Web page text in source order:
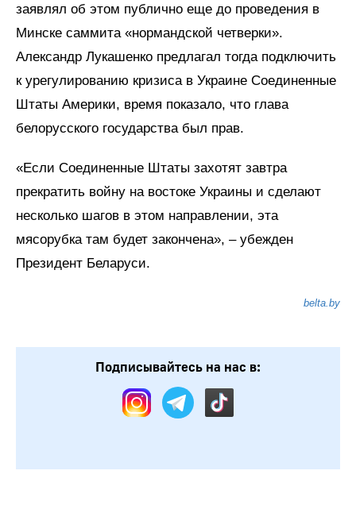
заявлял об этом публично еще до проведения в
Минске саммита «нормандской четверки».
Александр Лукашенко предлагал тогда подключить
к урегулированию кризиса в Украине Соединенные
Штаты Америки, время показало, что глава
белорусского государства был прав.
«Если Соединенные Штаты захотят завтра
прекратить войну на востоке Украины и сделают
несколько шагов в этом направлении, эта
мясорубка там будет закончена», – убежден
Президент Беларуси.
belta.by
Подписывайтесь на нас в: